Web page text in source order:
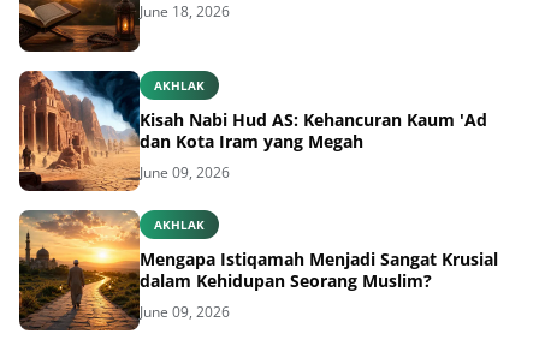
June 18, 2026
AKHLAK
Kisah Nabi Hud AS: Kehancuran Kaum 'Ad
dan Kota Iram yang Megah
June 09, 2026
AKHLAK
Mengapa Istiqamah Menjadi Sangat Krusial
dalam Kehidupan Seorang Muslim?
June 09, 2026